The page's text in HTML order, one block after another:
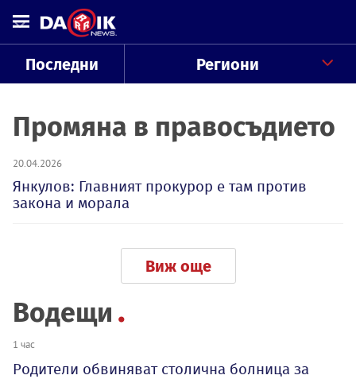
Последни Региони
Промяна в правосъдието
20.04.2026
Янкулов: Главният прокурор е там против
закона и морала
Виж още
Водещи
1 час
Родители обвиняват столична болница за